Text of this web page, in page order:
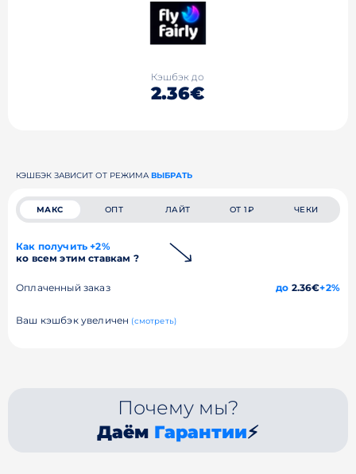
Кэшбэк до
2.36€
КЭШБЭК ЗАВИСИТ ОТ РЕЖИМА ВЫБРАТЬ
МАКС ОПТ ЛАЙТ ОТ 1₽ ЧЕКИ
Как получить +2%
ко всем этим ставкам ?
Оплаченный заказ до 2.36€+2%
Ваш кэшбэк увеличен (смотреть)
Почему мы?
Даём Гарантии⚡